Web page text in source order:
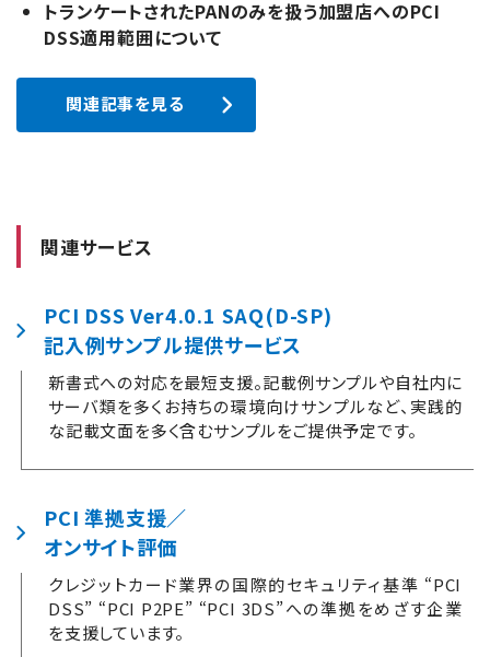
トランケートされたPANのみを扱う加盟店へのPCI
DSS適用範囲について
関連記事を見る
関連サービス
PCI DSS Ver4.0.1 SAQ(D-SP)
記入例サンプル提供サービス
新書式への対応を最短支援。記載例サンプルや自社内に
サーバ類を多くお持ちの環境向けサンプルなど、実践的
な記載文面を多く含むサンプルをご提供予定です。
PCI 準拠支援／
オンサイト評価
クレジットカード業界の国際的セキュリティ基準 “PCI
DSS” “PCI P2PE” “PCI 3DS”への準拠をめざす企業
を支援しています。